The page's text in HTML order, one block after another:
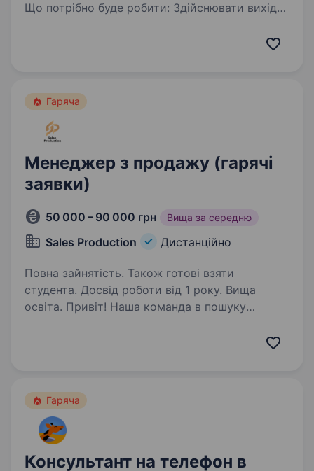
Що потрібно буде робити: Здійснювати вихідні
дзвінки…
Гаряча
Менеджер з продажу (гарячі
заявки)
50 000 – 90 000 грн Вища за середню
Sales Production Дистанційно
Повна зайнятість. Також готові взяти
студента. Досвід роботи від 1 року. Вища
освіта. Привіт! Наша команда в пошуку
менеджера-діагноста. Якщо у тебе є досвід
чеком та закривати…
Гаряча
Консультант на телефон в